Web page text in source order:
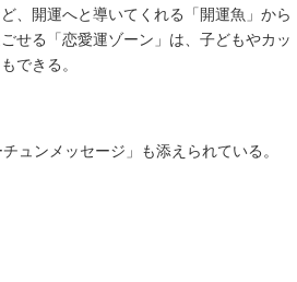
、開運へと導いてくれる「開運魚」から
せる「恋愛運ゾーン」は、子どもやカッ
できる。
ュンメッセージ」も添えられている。